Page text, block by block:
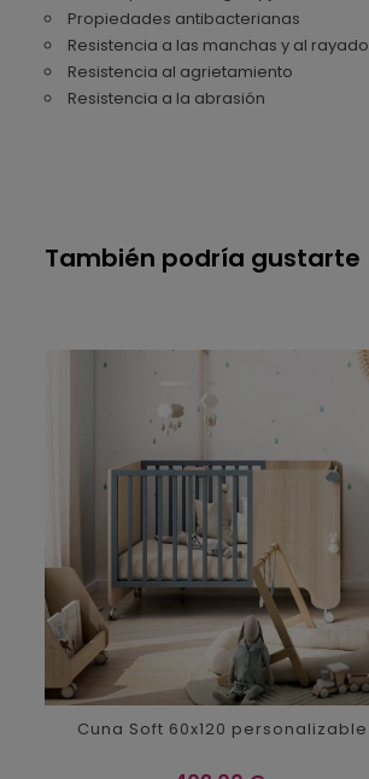
Propiedades antibacterianas
Resistencia a las manchas y al rayado
Resistencia al agrietamiento
Resistencia a la abrasión
También podría gustarte
Cuna Soft 60x120 personalizable